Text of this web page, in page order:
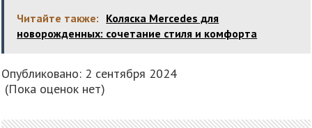
Читайте также: Коляска Mercedes для
новорожденных: сочетание стиля и комфорта
Опубликовано: 2 сентября 2024
(Пока оценок нет)